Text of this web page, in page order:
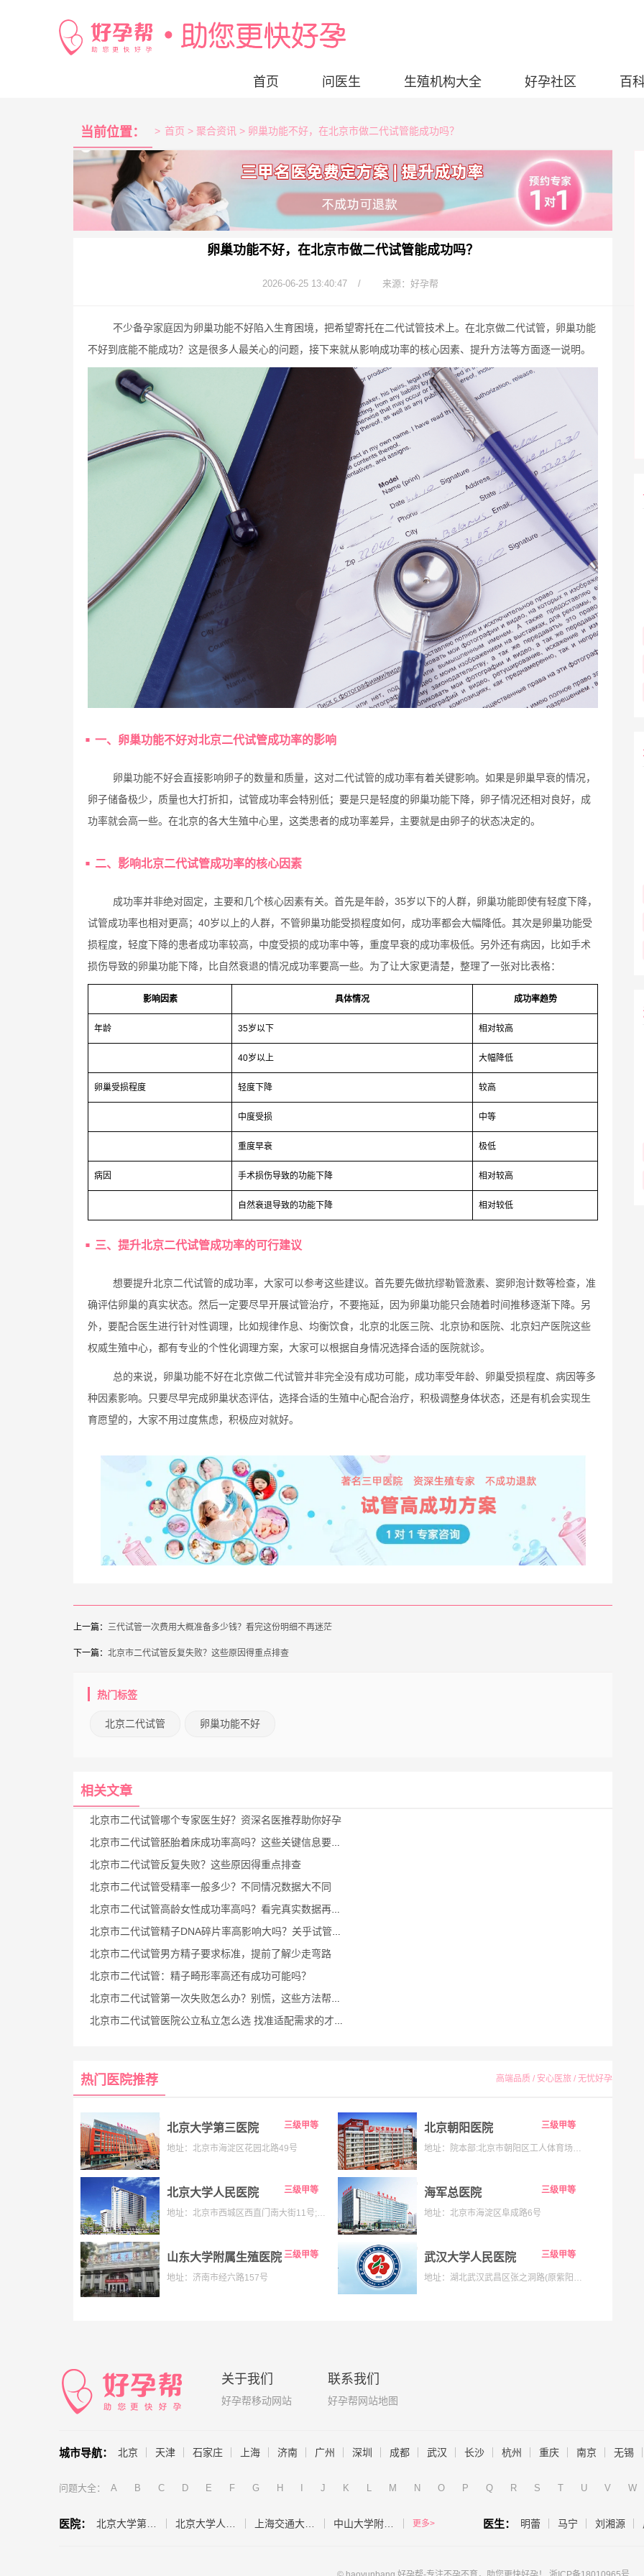
首页 问医生 生殖机构大全 好孕社区 百
当前位置： > 首页 > 聚合资讯 > 卵巢功能不好，在北京市做二代试管能成功吗？
卵巢功能不好，在北京市做二代试管能成功吗？
2026-06-25 13:40:47 / 来源：好孕帮
不少备孕家庭因为卵巢功能不好陷入生育困境，把希望寄托在二代试管技术上。在北京做二代试管，卵巢功能
不好到底能不能成功？这是很多人最关心的问题，接下来就从影响成功率的核心因素、提升方法等方面逐一说明。
一、卵巢功能不好对北京二代试管成功率的影响
卵巢功能不好会直接影响卵子的数量和质量，这对二代试管的成功率有着关键影响。如果是卵巢早衰的情况，
卵子储备极少，质量也大打折扣，试管成功率会特别低；要是只是轻度的卵巢功能下降，卵子情况还相对良好，成
功率就会高一些。在北京的各大生殖中心里，这类患者的成功率差异，主要就是由卵子的状态决定的。
二、影响北京二代试管成功率的核心因素
成功率并非绝对固定，主要和几个核心因素有关。首先是年龄，35岁以下的人群，卵巢功能即使有轻度下降，
试管成功率也相对更高；40岁以上的人群，不管卵巢功能受损程度如何，成功率都会大幅降低。其次是卵巢功能受
损程度，轻度下降的患者成功率较高，中度受损的成功率中等，重度早衰的成功率极低。另外还有病因，比如手术
损伤导致的卵巢功能下降，比自然衰退的情况成功率要高一些。为了让大家更清楚，整理了一张对比表格：
影响因素 具体情况 成功率趋势
年龄 35岁以下 相对较高
40岁以上 大幅降低
卵巢受损程度 轻度下降 较高
中度受损 中等
重度早衰 极低
病因 手术损伤导致的功能下降 相对较高
自然衰退导致的功能下降 相对较低
三、提升北京二代试管成功率的可行建议
想要提升北京二代试管的成功率，大家可以参考这些建议。首先要先做抗缪勒管激素、窦卵泡计数等检查，准
确评估卵巢的真实状态。然后一定要尽早开展试管治疗，不要拖延，因为卵巢功能只会随着时间推移逐渐下降。另
外，要配合医生进行针对性调理，比如规律作息、均衡饮食，北京的北医三院、北京协和医院、北京妇产医院这些
权威生殖中心，都有专业的个性化调理方案，大家可以根据自身情况选择合适的医院就诊。
总的来说，卵巢功能不好在北京做二代试管并非完全没有成功可能，成功率受年龄、卵巢受损程度、病因等多
种因素影响。只要尽早完成卵巢状态评估，选择合适的生殖中心配合治疗，积极调整身体状态，还是有机会实现生
育愿望的，大家不用过度焦虑，积极应对就好。
上一篇： 三代试管一次费用大概准备多少钱？看完这份明细不再迷茫
下一篇： 北京市二代试管反复失败？这些原因得重点排查
热门标签
北京二代试管 卵巢功能不好
相关文章
北京市二代试管哪个专家医生好？资深名医推荐助你好孕
北京市二代试管胚胎着床成功率高吗？这些关键信息要知道
北京市二代试管反复失败？这些原因得重点排查
北京市二代试管受精率一般多少？不同情况数据大不同
北京市二代试管高龄女性成功率高吗？看完真实数据再做决定
北京市二代试管精子DNA碎片率高影响大吗？关乎试管成败与胚胎健康
北京市二代试管男方精子要求标准，提前了解少走弯路
北京市二代试管：精子畸形率高还有成功可能吗？
北京市二代试管第一次失败怎么办？别慌，这些方法帮你重启好孕
北京市二代试管医院公立私立怎么选 找准适配需求的才是最优解
热门医院推荐 高端品质 / 安心医旅 / 无忧好孕
北京大学第三医院 三级甲等
地址：北京市海淀区花园北路49号
北京朝阳医院 三级甲等
地址：院本部:北京市朝阳区工人体育场南路8号;京西院区:石景山区京原路5号
北京大学人民医院 三级甲等
地址：北京市西城区西直门南大街11号;老院:西城区阜内大街133号;海淀院区：北京市海淀区昌平路南段36号
海军总医院 三级甲等
地址：北京市海淀区阜成路6号
山东大学附属生殖医院 三级甲等
地址：济南市经六路157号
武汉大学人民医院 三级甲等
地址：湖北武汉武昌区张之洞路(原紫阳路)99号解放路238号
关于我们
好孕帮移动网站
联系我们
好孕帮网站地图
城市导航： 北京 天津 石家庄 上海 济南 广州 深圳 成都 武汉 长沙 杭州 重庆 南京 无锡
问题大全： A B C D E F G H J K M N O P Q R S T U V W
医院： 更多> 医生： 明蕾 马宁 刘湘源